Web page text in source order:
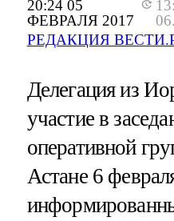
20:24 05
ФЕВРАЛЯ 2017
РЕДАКЦИЯ
Делегация из
участие в
оперативной
Астане 6